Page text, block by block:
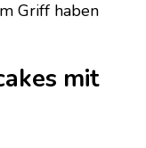
Griff haben
mit